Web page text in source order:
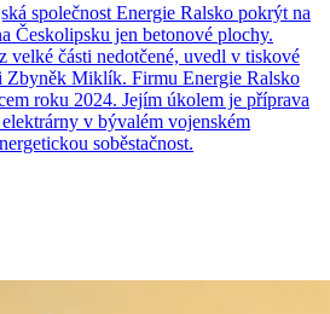
společnost Energie Ralsko pokrýt na
Českolipsku jen betonové plochy.
velké části nedotčené, uvedl v tiskové
Zbyněk Miklík. Firmu Energie Ralsko
roku 2024. Jejím úkolem je příprava
v bývalém vojenském
soběstačnost.